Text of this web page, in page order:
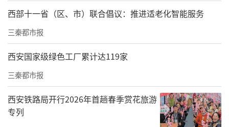
西部十一省（区、市）联合倡议：推进适老化智能服务
三秦都市报
西安国家级绿色工厂累计达119家
三秦都市报
西安铁路局开行2026年首趟春季赏花旅游
专列